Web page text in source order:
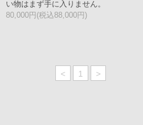
い物はまず手に入りません。
80,000円(税込88,000円)
< 1 >